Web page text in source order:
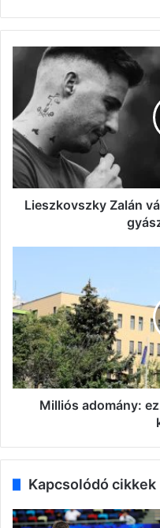
Lieszkovszky
Zalán
vágyát
szeretné
beteljesíteni
a
gyászoló
csapat
Lieszkovszky Zalán
lett
gazdagabb
most
a
kórház
Milliós adomány:
Kapcsolódó cikkek